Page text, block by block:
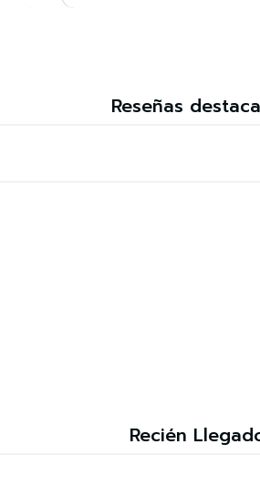
Reseñas
Recién